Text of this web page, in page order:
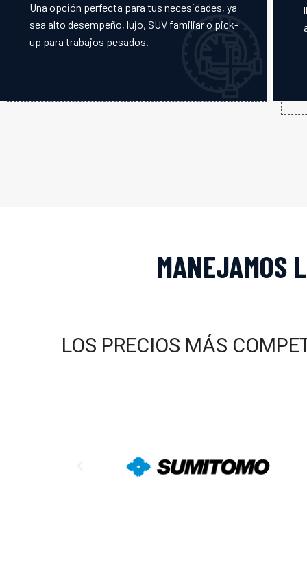
Una opción perfecta para tus necesidades, ya
sea alto desempeño, lujo, SUV familiar o pick-
up para trabajos pesados.
MANEJAMOS
LOS PRECIOS MÁS